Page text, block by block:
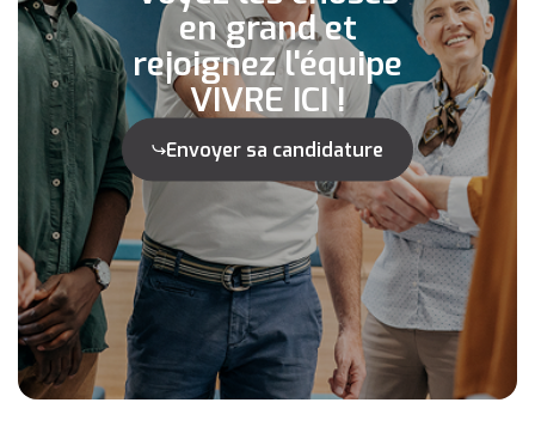
en grand et
rejoignez l'équipe
VIVRE ICI !
Envoyer sa candidature